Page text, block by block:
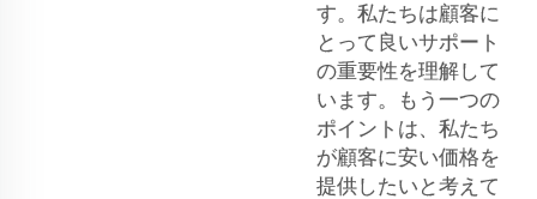
す。私たちは顧客に
とって良いサポート
の重要性を理解して
います。もう一つの
ポイントは、私たち
が顧客に安い価格を
提供したいと考えて